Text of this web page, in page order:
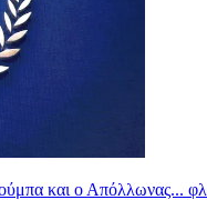
και ο Απόλλωνας...